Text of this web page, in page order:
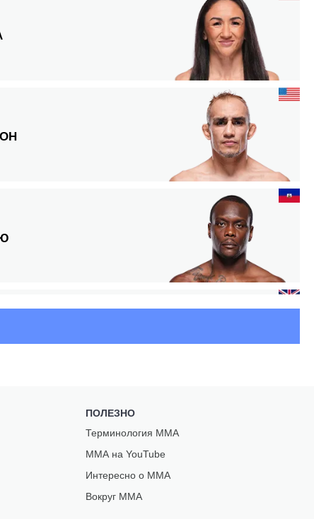
ПОЛЕЗНО
Терминология ММА
ММА на YouTube
Интересно о ММА
Вокруг ММА